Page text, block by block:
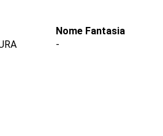
Nome Fantasia
-